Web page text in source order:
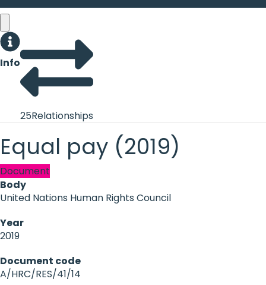
Info
25Relationships
Equal pay (2019)
Document
Body
United Nations Human Rights Council
Year
2019
Document code
A/HRC/RES/41/14